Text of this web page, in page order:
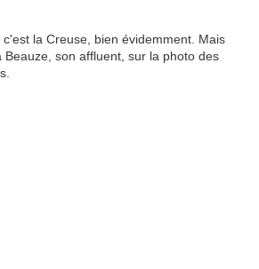
la Creuse, bien évidemment. Mais
son affluent, sur la photo des